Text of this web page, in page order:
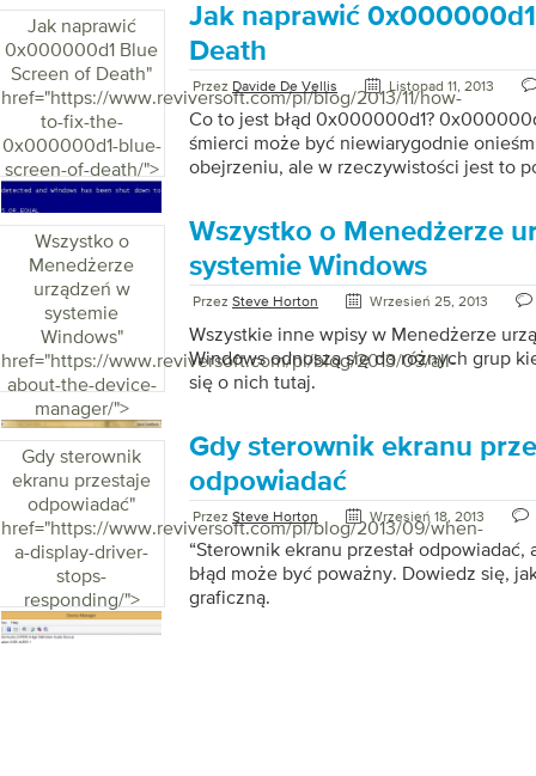
sterowników karty dźwiękowej. Twoja
czasami nazywana kartą dźwiękową) to
który pozwala na odtwarzanie dźwięku i
słuchawki i / lub zewnętrzne głośniki.
dźwiękowej to oprogramowanie, które
[…]
Jak naprawić
0x000000d1 Blue
Screen of Death"
href="https://www.reviversoft.com/pl/blog/2013/11/how-
to-fix-the-
0x000000d1-blue-
screen-of-death/">
Jak naprawić
Death
Przez Davide De Vellis Listopad 11, 2013
Co to jest błąd 0x000000d1?
śmierci może być niewiarygodnie
obejrzeniu, ale w rzeczywistości jest to
lub zachowuje się niestabilnie. Aby
możesz przywrócić sterowniki,
przywrócić system do ostatniej znanej
niedawno zainstalowano nowe
oprogramowanie typu “plug-and-play”,
jest, że błędy, które widzisz, wynikają z
śmierci może początkowo wydawać się
Wszystko o
Menedżerze
urządzeń w
systemie
Windows"
href="https://www.reviversoft.com/pl/blog/2013/09/all-
about-the-device-
manager/">
Wszystko o Menedżerze
systemie Windows
Przez Steve Horton Wrzesień 25, 2013
Wszystkie inne wpisy w Menedżerze
Windows odnoszą się do różnych grup
się o nich tutaj.
Gdy sterownik
ekranu przestaje
odpowiadać"
href="https://www.reviversoft.com/pl/blog/2013/09/when-
a-display-driver-
stops-
responding/">
Gdy sterownik ekranu
odpowiadać
Przez Steve Horton Wrzesień 18, 2013
“Sterownik ekranu przestał odpowiadać,
błąd może być poważny. Dowiedz się,
graficzną.